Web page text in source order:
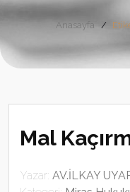
Anasayfa
Mal
Yazar: AV.İLKAY